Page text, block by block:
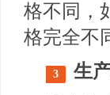
格不同，
格完全不
3 生